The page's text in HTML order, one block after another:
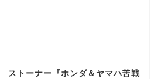
ストーナー『ホンダ＆ヤマハ苦戦